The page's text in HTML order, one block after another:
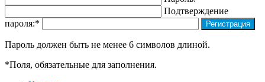
Подтверждение
пароля:*
Пароль должен быть не менее 6 символов длиной.
*Поля, обязательные для заполнения.